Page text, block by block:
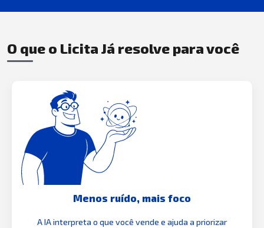
O que o Licita Já resolve para você
Menos ruído, mais foco
A IA interpreta o que você vende e ajuda a priorizar